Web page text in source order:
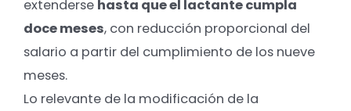
extenderse hasta que el lactante cumpla
doce meses, con reducción proporcional del
salario a partir del cumplimiento de los nueve
meses.
Lo relevante de la modificación de la